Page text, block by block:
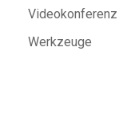
Videokonferenz
Werkzeuge